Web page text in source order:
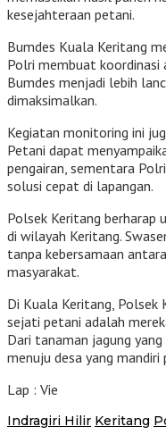
kesejahteraan petani.
Bumdes Kuala Keritang
Polri membuat koordinasi
Bumdes menjadi lebih
dimaksimalkan.
Kegiatan monitoring ini
Petani dapat
pengairan, sementara
solusi cepat di lapangan.
Polsek Keritang berharap
di wilayah Keritang.
tanpa kebersamaan
masyarakat.
Di Kuala Keritang, Polsek
sejati petani adalah
Dari tanaman jagung
menuju desa yang
Lap : Vie
Indragiri Hilir Keritang